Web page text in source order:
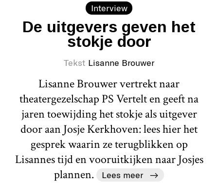
Interview
De uitgevers geven het
stokje door
Tekst Lisanne Brouwer
Lisanne Brouwer vertrekt naar
theatergezelschap PS Vertelt en geeft na
jaren toewijding het stokje als uitgever
door aan Josje Kerkhoven: lees hier het
gesprek waarin ze terugblikken op
Lisannes tijd en vooruitkijken naar Josjes
plannen.
Lees meer